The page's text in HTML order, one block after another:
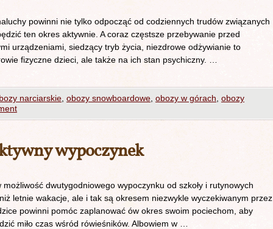
powinni nie tylko odpocząć od codziennych trudów związanych
ten okres aktywnie. A coraz częstsze przebywanie przed
urządzeniami, siedzący tryb życia, niezdrowe odżywianie to
fizyczne dzieci, ale także na ich stan psychiczny. …
narciarskie obozy snowboardowe obozy w górach obozy
wypoczynek
dwutygodniowego wypoczynku od szkoły i rutynowych
letnie wakacje, ale i tak są okresem niezwykle wyczekiwanym przez
powinni pomóc zaplanować ów okres swoim pociechom, aby
miło czas wśród rówieśników. Albowiem w …